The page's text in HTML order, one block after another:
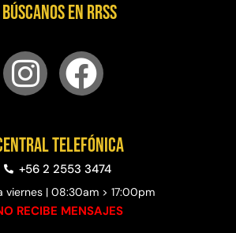
Búscanos en RRSS
telefónica
+56 2 2553 3474
viernes | 08:30am > 17:00pm
RECIBE MENSAJES